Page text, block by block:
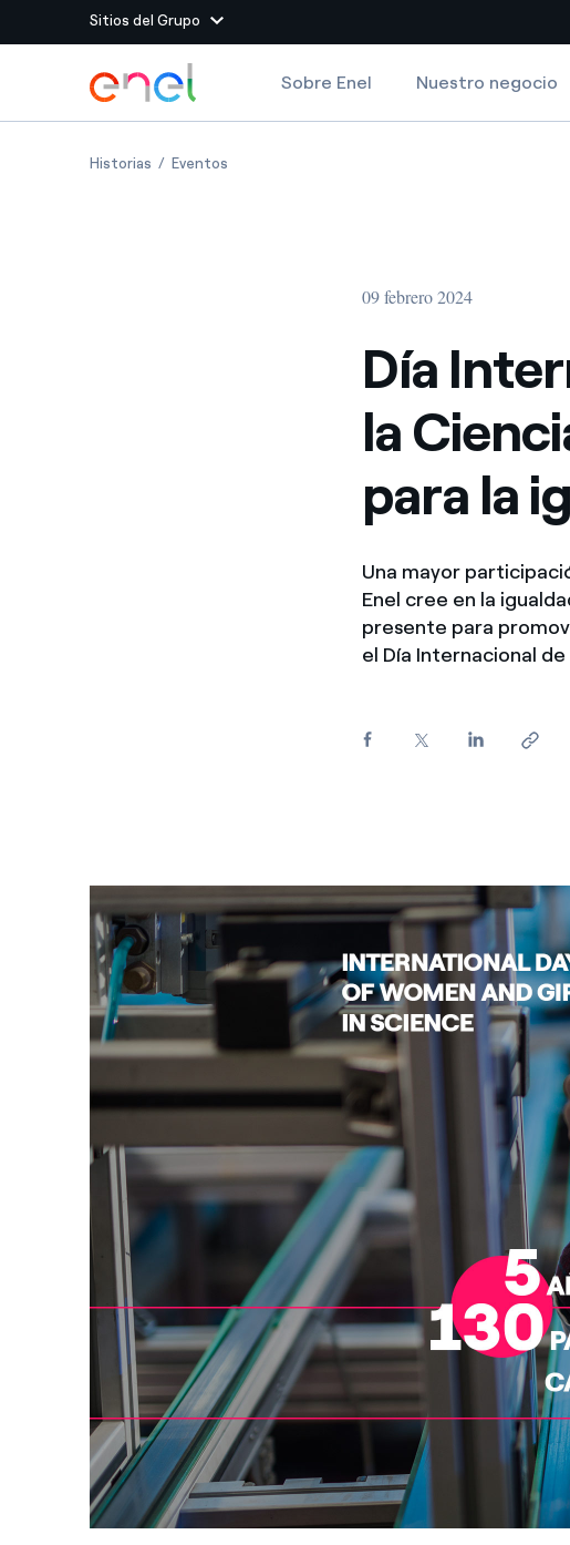
Sitios del Grupo
Sitios del Grupo
Maximizamos la creación de
relación con nuestros
energía limpia
Apoyamos las iniciativas de las
Formas de denunciar por
políticas
Dirígete al contenido principal
Sobre Enel Nuestro negocio
HistoriasDía Internacional de la Mujer en la Ciencia: aún faltan 130
Eventos
09 febrero 2024
Día
la
para la
Una mayor
Enel cree en la
presente para
el Día Internacional de